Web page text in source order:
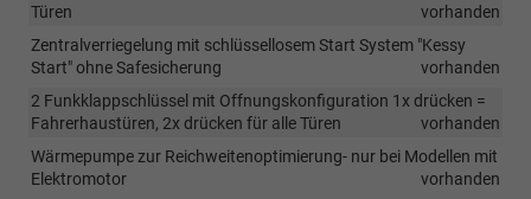
Türen
vorhanden
Zentralverriegelung mit schlüssellosem Start System "Kessy
Start" ohne Safesicherung
vorhanden
2 Funkklappschlüssel mit Offnungskonfiguration 1x drücken =
Fahrerhaustüren, 2x drücken für alle Türen
vorhanden
Wärmepumpe zur Reichweitenoptimierung- nur bei Modellen mit
Elektromotor
vorhanden